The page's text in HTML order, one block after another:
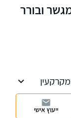
ובורר
משפטי
בתל
ייעוץ אישי